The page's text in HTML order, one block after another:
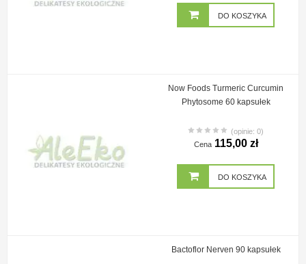
DO KOSZYKA
Now Foods Turmeric Curcumin
Phytosome 60 kapsułek
(opinie: 0)
Cena 115,00 zł
DO KOSZYKA
Bactoflor Nerven 90 kapsułek